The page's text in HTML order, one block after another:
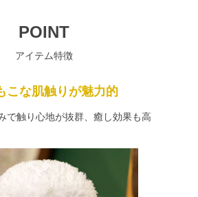
POINT
アイテム特徴
こな肌触りが魅力的
で触り心地が抜群、癒し効果も高